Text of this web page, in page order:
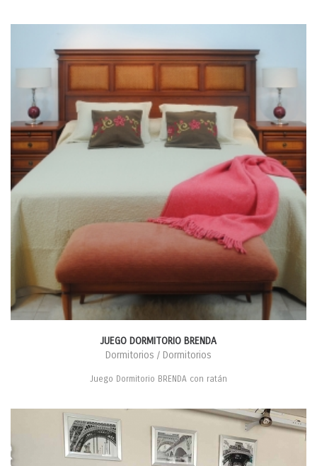
JUEGO DORMITORIO BRENDA
Dormitorios / Dormitorios
Juego Dormitorio BRENDA con ratán